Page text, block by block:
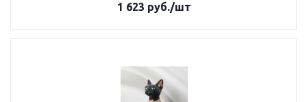
1 623 руб./шт